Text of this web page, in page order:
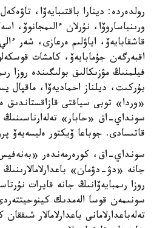
رولدەردە: دينارا باقتىبايەۆا،
ورىنباساروۆا، نۇرلان ءالىمجانوۆ،
قاشقابايەۆ، اياۋلىم ەرعازى، شەر
اقبەرگەن جۇمابايەۆ، كامشات
فيلمنىڭ مۋزىكالىق بولىگىندە روزا
بۇركىت، ديلناز احماديەۆا، ماقپال
«وردا» توبى سياقتى قازاقستاندىق
سونداي-اق «حابار» تەلەارناسىنىڭ
قاتىسادى. جوباعا ۆيكتور ەليسەيەۆ
جانە «دۋ-دۋمان» باعدارلامالارىنىڭ
روزا رىمبايەۆانىڭ جانە قايرات
سونىمەن قوسا الەمدىك